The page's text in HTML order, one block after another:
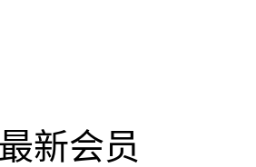
新会员